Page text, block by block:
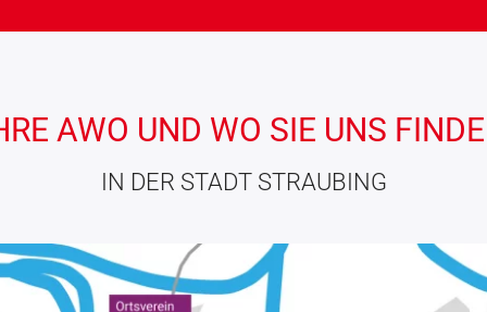
AWO UND WO SIE UNS
IN DER STADT STRAUBING